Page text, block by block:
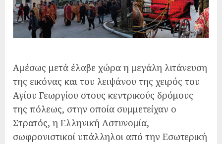
Αμέσως μετά έλαβε χώρα η μεγάλη λιτάνευση
της εικόνας και του λειψάνου της χειρός του
Αγίου Γεωργίου στους κεντρικούς δρόμους
της πόλεως, στην οποία συμμετείχαν ο
Στρατός, η Ελληνική Αστυνομία,
σωφρονιστικοί υπάλληλοι από την Εσωτερική